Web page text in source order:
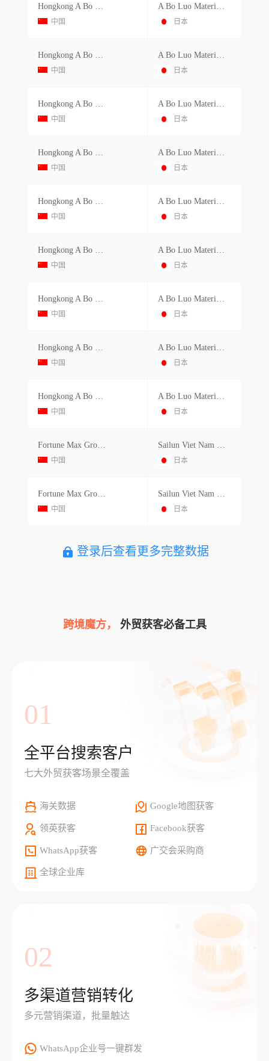
Hongkong A Bo Luo Industrial Co.ltd.
中国
A Bo Luo Materials Vietnam Co.ltd.
日本
Hongkong A Bo Luo Industrial Co.ltd.
中国
A Bo Luo Materials Vietnam Co.ltd.
日本
Hongkong A Bo Luo Industrial Co.ltd.
中国
A Bo Luo Materials Vietnam Co.ltd.
日本
Hongkong A Bo Luo Industrial Co.ltd.
中国
A Bo Luo Materials Vietnam Co.ltd.
日本
Hongkong A Bo Luo Industrial Co.ltd.
中国
A Bo Luo Materials Vietnam Co.ltd.
日本
Hongkong A Bo Luo Industrial Co.ltd.
中国
A Bo Luo Materials Vietnam Co.ltd.
日本
Hongkong A Bo Luo Industrial Co.ltd.
中国
A Bo Luo Materials Vietnam Co.ltd.
日本
Hongkong A Bo Luo Industrial Co.ltd.
中国
A Bo Luo Materials Vietnam Co.ltd.
日本
Hongkong A Bo Luo Industrial Co.ltd.
中国
A Bo Luo Materials Vietnam Co.ltd.
日本
Fortune Max Group Limited
中国
Sailun Viet Nam Co.ltd.
日本
Fortune Max Group Limited
中国
Sailun Viet Nam Co.ltd.
日本
登录后查看更多完整数据
跨境魔方， 外贸获客必备工具
01
全平台搜索客户
七大外贸获客场景全覆盖
海关数据 Google地图获客
领英获客 Facebook获客
WhatsApp获客 广交会采购商
全球企业库
02
多渠道营销转化
多元营销渠道，批量触达
WhatsApp企业号一键群发